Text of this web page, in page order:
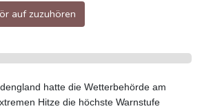
auf zuzuhören
hatte die Wetterbehörde am
Hitze die höchste Warnstufe